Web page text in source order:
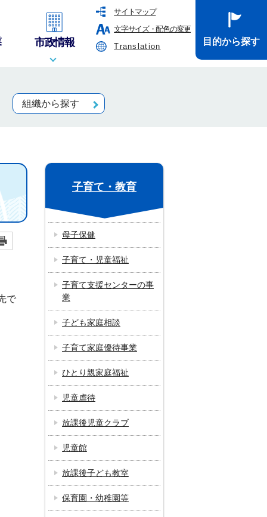
サイトマップ
文字サイズ・配色の変更
Translation
市政情報 目的から探す
組織から探す
で
子育て・教育
母子保健
子育て・児童福祉
子育て支援センターの事
業
子ども家庭相談
子育て家庭優待事業
ひとり親家庭福祉
児童虐待
放課後児童クラブ
児童館
放課後子ども教室
保育園・幼稚園等